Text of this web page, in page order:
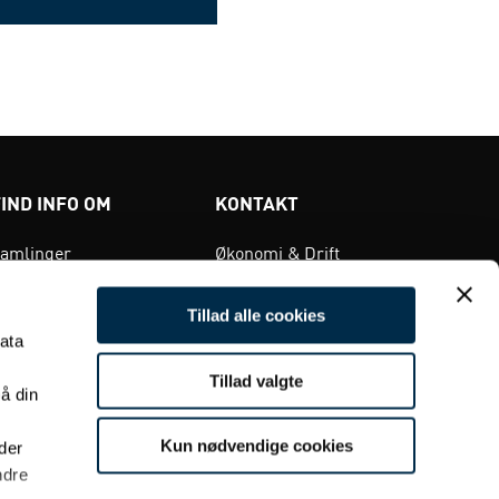
din
Tillad alle cookies
Tillad valgte
Kun nødvendige cookies
INFO OM KONTAKT
Økonomi & Drift
Publikum & Formidling
Viden & Samlinger
Historiecenter Dybbøl
Banke
Alle medarbejdere
Adresser